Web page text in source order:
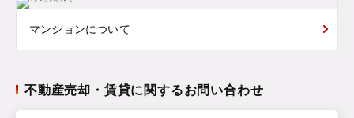
マンションについて
不動産売却・賃貸に関するお問い合わせ